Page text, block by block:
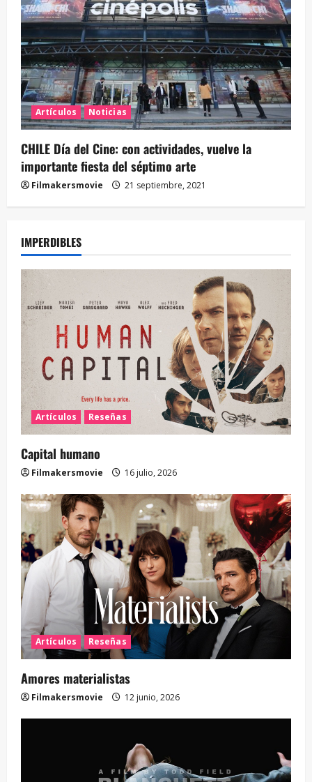
Artículos Noticias
CHILE Día del Cine: con actividades, vuelve la
importante fiesta del séptimo arte
Filmakersmovie 21 septiembre, 2021
IMPERDIBLES
Artículos Reseñas
Capital humano
Filmakersmovie 16 julio, 2026
Artículos Reseñas
Amores materialistas
Filmakersmovie 12 junio, 2026